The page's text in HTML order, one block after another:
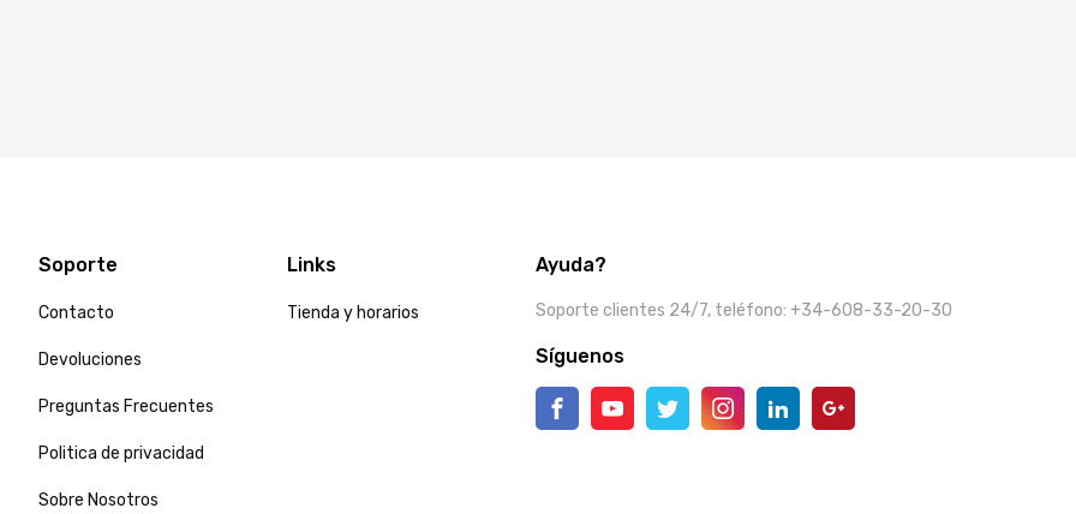
Soporte
Contacto
Devoluciones
Preguntas Frecuentes
Politica de privacidad
Sobre Nosotros
Links
Tienda y horarios
Ayuda?
Soporte clientes 24/7, teléfono: +34-608-33-20-30
Síguenos